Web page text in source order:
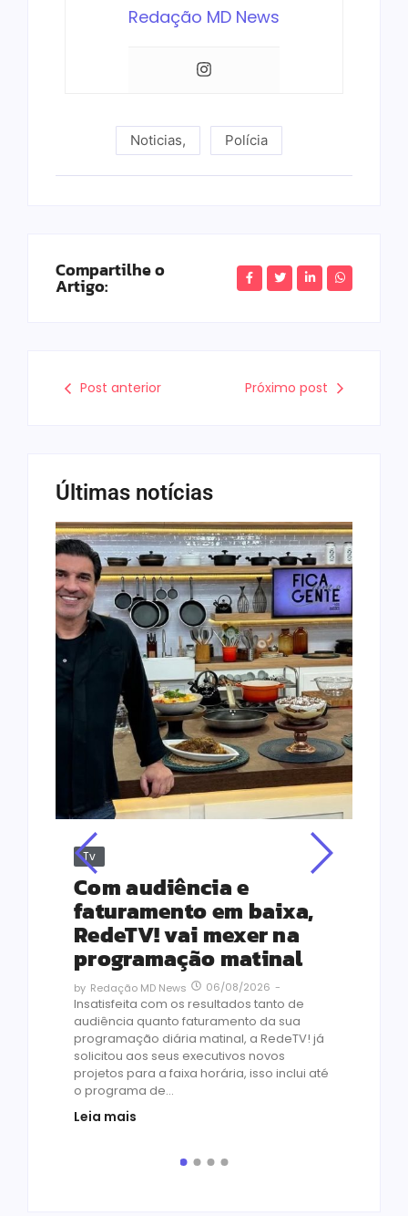
Redação MD News
Noticias, Polícia
Compartilhe o
Artigo:
Post anterior Próximo post
Últimas notícias
Tv
Com audiência e
faturamento em baixa,
RedeTV! vai mexer na
programação matinal
by Redação MD News 06/08/2026 -
Insatisfeita com os resultados tanto de
audiência quanto faturamento da sua
programação diária matinal, a RedeTV! já
solicitou aos seus executivos novos
projetos para a faixa horária, isso inclui até
o programa de...
Leia mais